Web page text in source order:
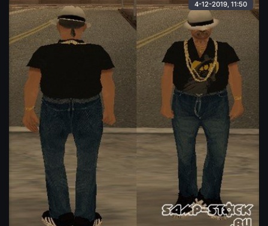
4-12-2019, 11:50
Hmori в шляпе и золотой цепочкой
Hmori в белой шляпе, чёрной футболке, которая заправлена
в синие джинсы и золотой цепочкой на шее.